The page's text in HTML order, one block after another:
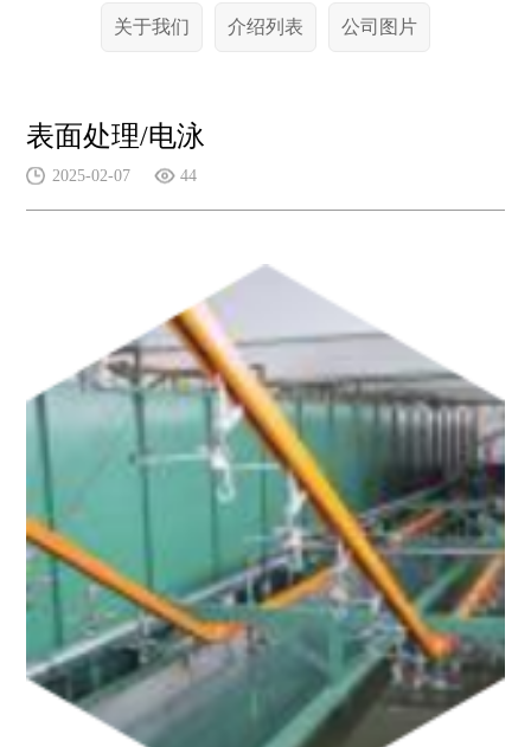
关于我们 介绍列表 公司图片
表面处理/电泳
2025-02-07 44